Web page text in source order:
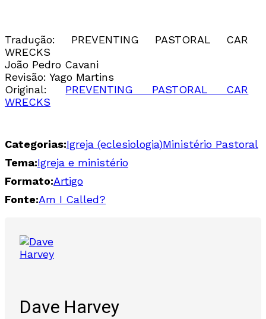
Tradução: PREVENTING PASTORAL CAR
WRECKS
João Pedro Cavani
Revisão: Yago Martins
Original: PREVENTING PASTORAL CAR
WRECKS
Categorias:Igreja (eclesiologia)Ministério Pastoral
Tema:Igreja e ministério
Formato:Artigo
Fonte:Am I Called?
Dave Harvey